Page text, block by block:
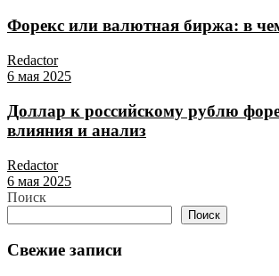
Форекс или валютная биржа: в
Redactor
6 мая 2025
Доллар к российскому рублю
влияния и анализ
Redactor
6 мая 2025
Поиск
Поиск
Свежие записи